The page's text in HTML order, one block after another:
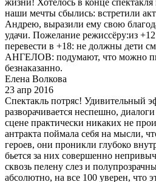
наши мечты сбылись: встретили
Андрею, выразили ему свою
удачи. Пожелание режиссёру:из
перевести в +18: не должны дети
АНГЕЛОВ: подумают, что можно
безнаказанно.
Елена Волкова
23 апр 2016
Спектакль потряс! Удивительный
разворачивается неспешно,
сцене практически никаких не
антракта поймала себя на мысли,
героев, они проникли глубоко
бьется за них совершенно
сквозь пелену слез и
абсолютно, на все 100 уверен, что